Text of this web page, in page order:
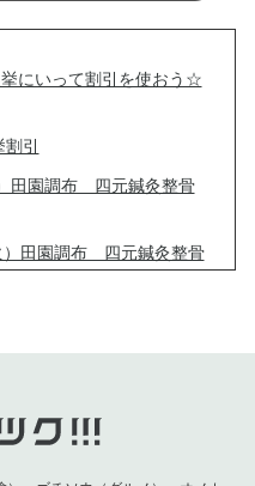
にいって割引を使おう☆
引
田園調布 四元鍼灸整骨
）田園調布 四元鍼灸整骨